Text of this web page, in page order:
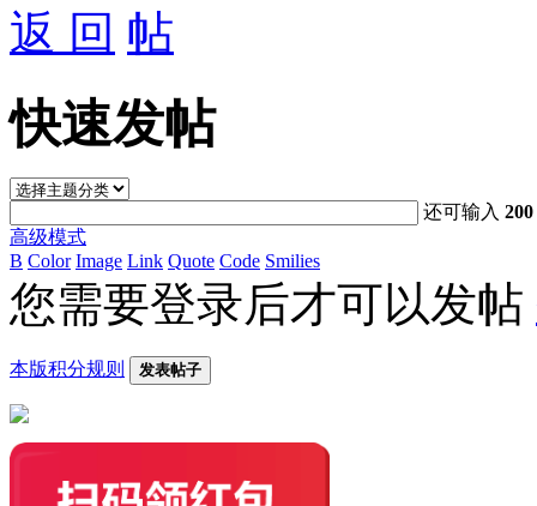
返 回
快速发帖
还可输入200
高级模式
B Color Image Link Quote Code Smilies
您需要登录后才可以发帖
本版积分规则 发表帖子